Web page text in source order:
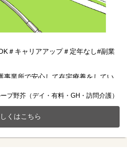
＃キャリアアップ＃定年なし#副業
事業所で安心して在宅療養をしてい
方が活躍中です。
社で発揮して頂ける方を募集してい
医療事務全般に携わって頂きます。
プ野芥（デイ・有料・GH・訪問介護）
くはこちら